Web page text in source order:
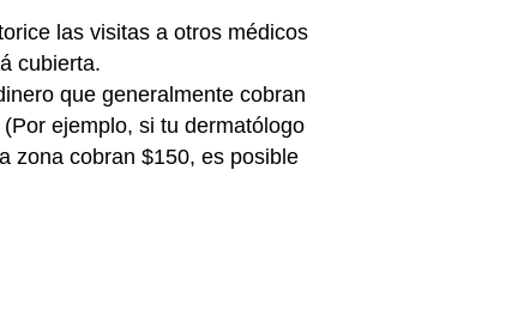
las visitas a otros médicos
cubierta.
que generalmente cobran
ejemplo, si tu dermatólogo
zona cobran $150, es posible